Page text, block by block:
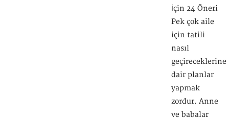
İçin 24 Öneri
Pek çok aile
için tatili
nasıl
geçireceklerine
dair planlar
yapmak
zordur. Anne
ve babalar